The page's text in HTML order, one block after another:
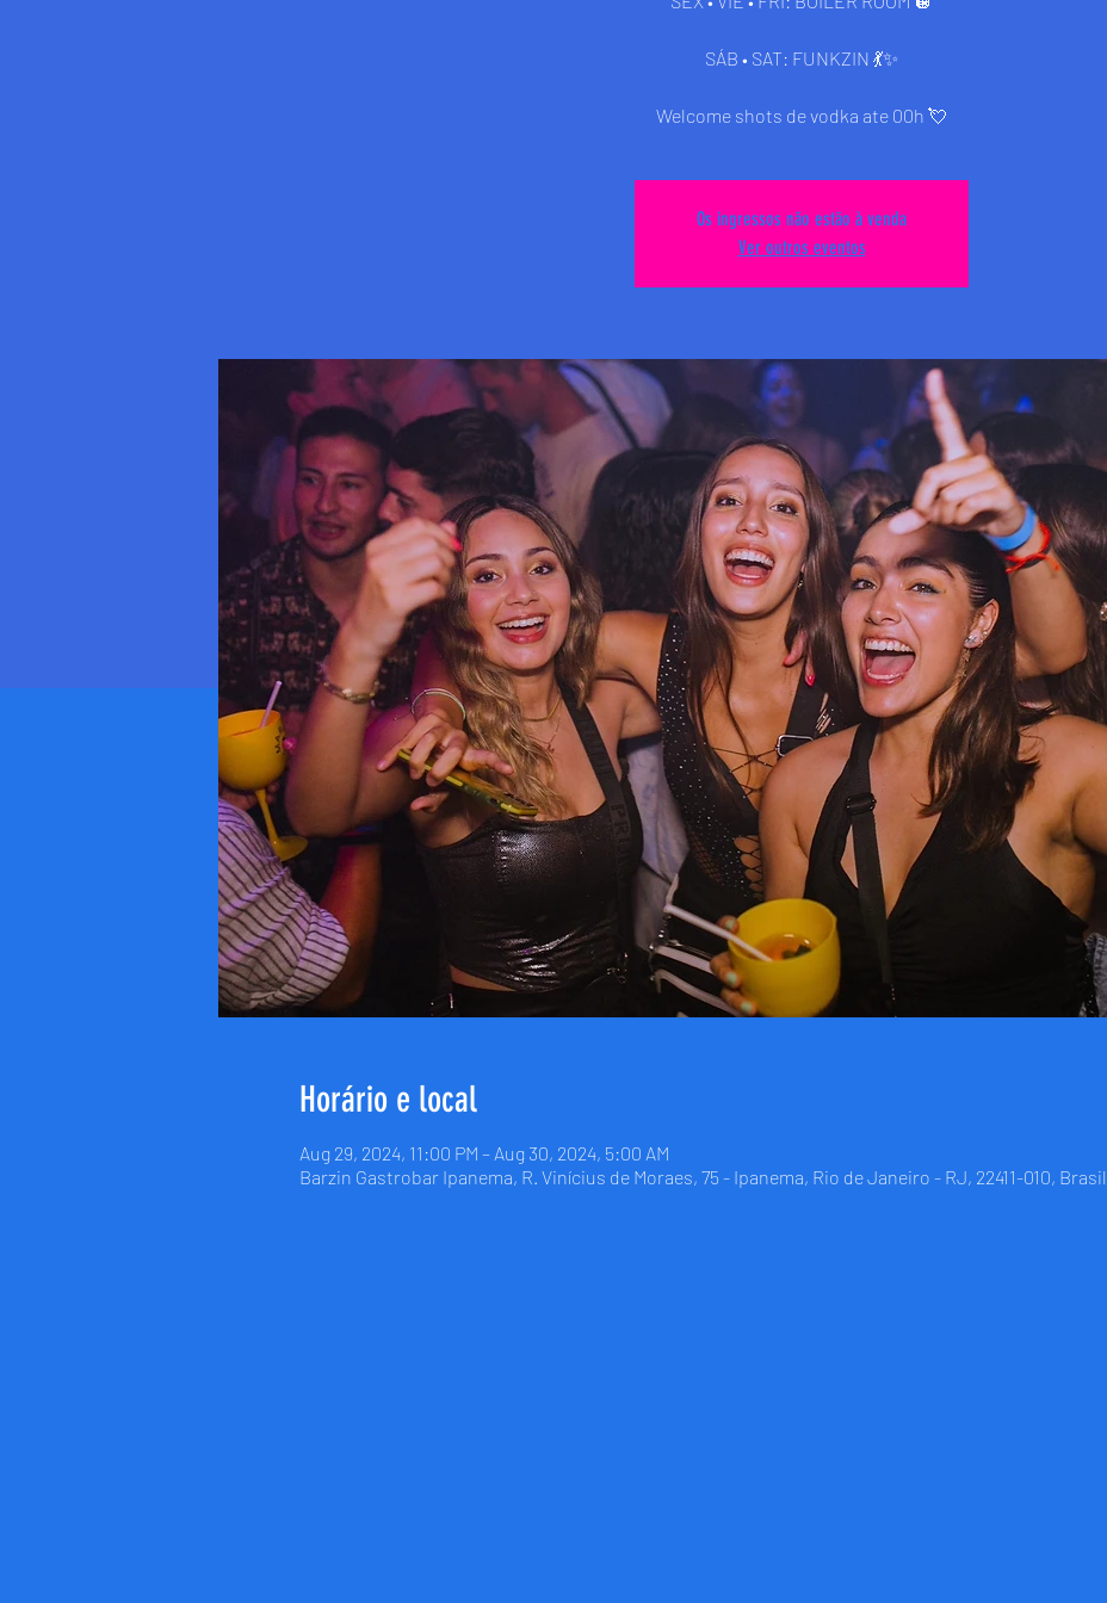
SÁB • SAT: FUNKZIN 💃✨
Welcome shots de vodka ate 00h 💘
Os ingressos não estão à venda
Ver outros eventos
Horário e local
Aug 29, 2024, 11:00 PM – Aug 30, 2024, 5:00 AM
Barzin Gastrobar Ipanema, R. Vinícius de Moraes, 75 - Ipanema, Rio de Janeiro - RJ, 22411-010, Brasil